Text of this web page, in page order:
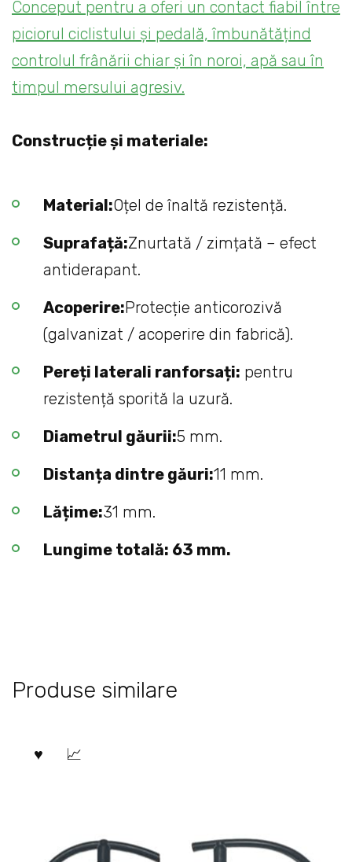
Conceput pentru a oferi un contact fiabil între
piciorul ciclistului și pedală, îmbunătățind
controlul frânării chiar și în noroi, apă sau în
timpul mersului agresiv.
Construcție și materiale:
Material:Oțel de înaltă rezistență.
Suprafață:Znurtată / zimțată – efect
antiderapant.
Acoperire:Protecție anticorozivă
(galvanizat / acoperire din fabrică).
Pereți laterali ranforsați: pentru
rezistență sporită la uzură.
Diametrul găurii:5 mm.
Distanța dintre găuri:11 mm.
Lățime:31 mm.
Lungime totală: 63 mm.
Produse similare